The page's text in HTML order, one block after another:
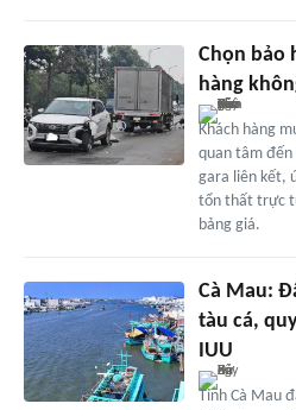
Chọn bảo
hàng
Khách hàng
quan tâm
gara liên kết,
tổn thất trực
bảng giá.
Cà Mau:
tàu cá,
IUU
Tỉnh Cà Mau